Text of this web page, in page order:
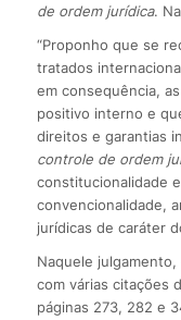
de ordem jurídica.
“Proponho que se
tratados
em consequência,
positivo interno e
direitos e garantias
controle de ordem
constitucionalidade
convencionalidade,
jurídicas de caráter
Naquele
com várias citações
páginas 273, 282 e